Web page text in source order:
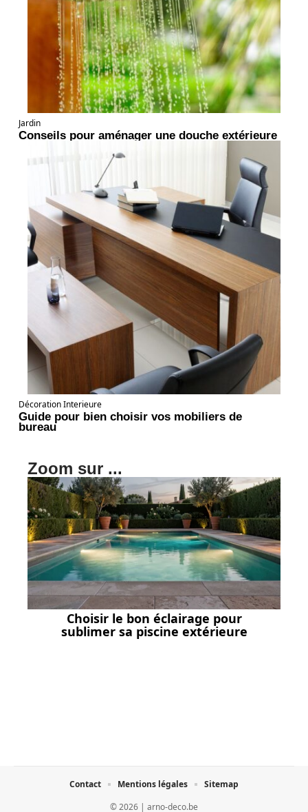
Jardin
Conseils pour aménager une douche extérieure
Décoration Interieure
Guide pour bien choisir vos mobiliers de
bureau
Zoom sur ...
Choisir le bon éclairage pour
sublimer sa piscine extérieure
© 2026 | arno-deco.be
Contact Mentions légales Sitemap